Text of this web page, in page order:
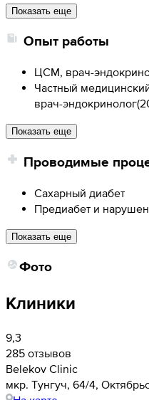
Показать еще
Опыт работы
ЦСМ, врач-
Частный
врач-эндокринолог(
Показать еще
Проводимые
Сахарный диабет
Предиабет и
Показать еще
Фото
Клиники
9,3
285 отзывов
Belekov Clinic
​мкр. Тунгуч, 64/4,